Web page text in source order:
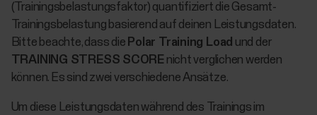
(Trainingsbelastungsfaktor) quantifiziert die Gesamt-
Trainingsbelastung basierend auf deinen Leistungsdaten.
Bitte beachte, dass die Polar Training Load und der
TRAINING STRESS SCOREnicht verglichen werden
können. Es sind zwei verschiedene Ansätze.
Um diese Leistungsdaten während des Trainings im